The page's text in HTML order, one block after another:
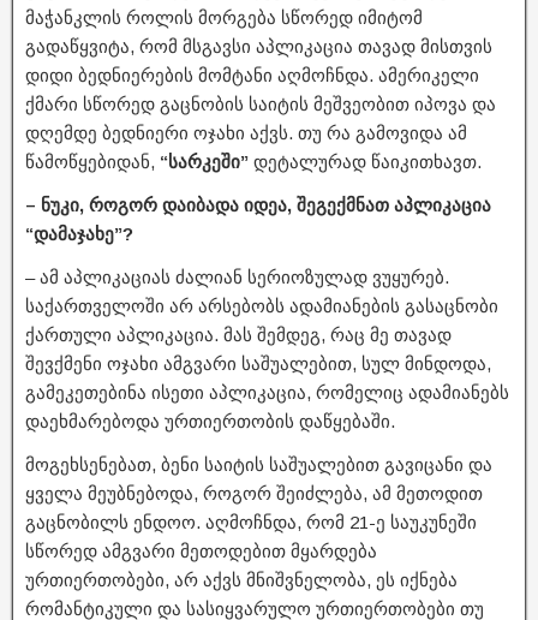
მაჭანკლის როლის მორგება სწორედ იმიტომ
გადაწყვიტა, რომ მსგავსი აპლიკაცია თავად მისთვის
დიდი ბედნიერების მომტანი აღმოჩნდა. ამერიკელი
ქმარი სწორედ გაცნობის საიტის მეშვეობით იპოვა და
დღემდე ბედნიერი ოჯახი აქვს. თუ რა გამოვიდა ამ
წამოწყებიდან, “სარკეში” დეტალურად წაიკითხავთ.
– ნუკი, როგორ დაიბადა იდეა, შეგექმნათ აპლიკაცია
“დამაჯახე”?
– ამ აპლიკაციას ძალიან სერიოზულად ვუყურებ.
საქართველოში არ არსებობს ადამიანების გასაცნობი
ქართული აპლიკაცია. მას შემდეგ, რაც მე თავად
შევქმენი ოჯახი ამგვარი საშუალებით, სულ მინდოდა,
გამეკეთებინა ისეთი აპლიკაცია, რომელიც ადამიანებს
დაეხმარებოდა ურთიერთობის დაწყებაში.
მოგეხსენებათ, ბენი საიტის საშუალებით გავიცანი და
ყველა მეუბნებოდა, როგორ შეიძლება, ამ მეთოდით
გაცნობილს ენდოო. აღმოჩნდა, რომ 21-ე საუკუნეში
სწორედ ამგვარი მეთოდებით მყარდება
ურთიერთობები, არ აქვს მნიშვნელობა, ეს იქნება
რომანტიკული და სასიყვარულო ურთიერთობები თუ